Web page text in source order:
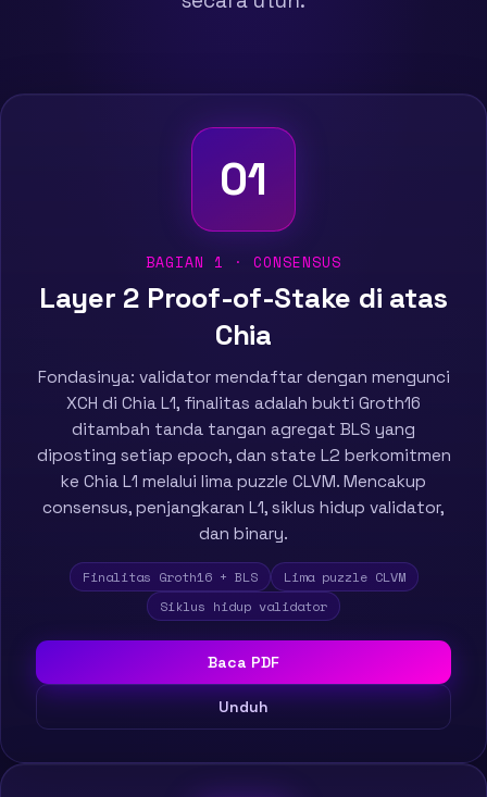
01
BAGIAN 1 · CONSENSUS
Layer 2 Proof-of-Stake di atas
Chia
Fondasinya: validator mendaftar dengan mengunci
XCH di Chia L1, finalitas adalah bukti Groth16
ditambah tanda tangan agregat BLS yang
diposting setiap epoch, dan state L2 berkomitmen
ke Chia L1 melalui lima puzzle CLVM. Mencakup
consensus, penjangkaran L1, siklus hidup validator,
dan binary.
Finalitas Groth16 + BLS
Lima puzzle CLVM
Siklus hidup validator
Baca PDF
Unduh